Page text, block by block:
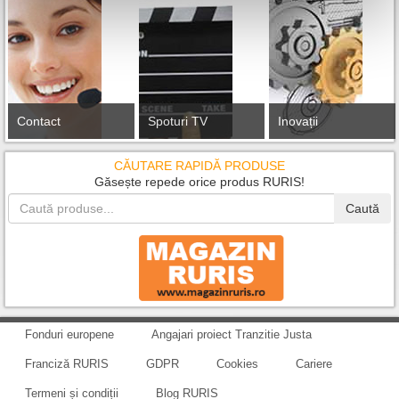
Contact Spoturi TV Inovații
CĂUTARE RAPIDĂ PRODUSE
Găsește repede orice produs RURIS!
Caută
Fonduri europene Angajari proiect Tranzitie Justa
Franciză RURIS GDPR Cookies Cariere
Termeni și condiții Blog RURIS